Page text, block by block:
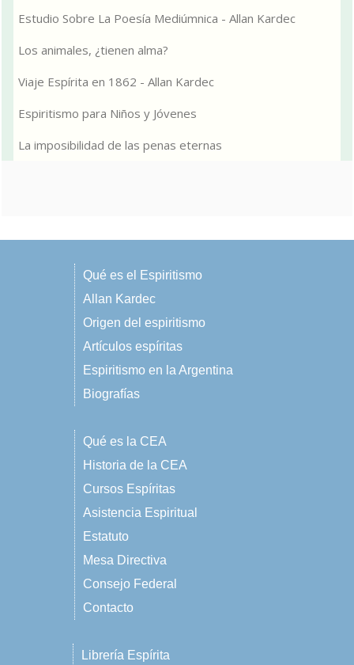
Estudio Sobre La Poesía Mediúmnica - Allan Kardec
Los animales, ¿tienen alma?
Viaje Espírita en 1862 - Allan Kardec
Espiritismo para Niños y Jóvenes
La imposibilidad de las penas eternas
Qué es el Espiritismo
Allan Kardec
Origen del espiritismo
Artículos espíritas
Espiritismo en la Argentina
Biografías
Qué es la CEA
Historia de la CEA
Cursos Espíritas
Asistencia Espiritual
Estatuto
Mesa Directiva
Consejo Federal
Contacto
Librería Espírita